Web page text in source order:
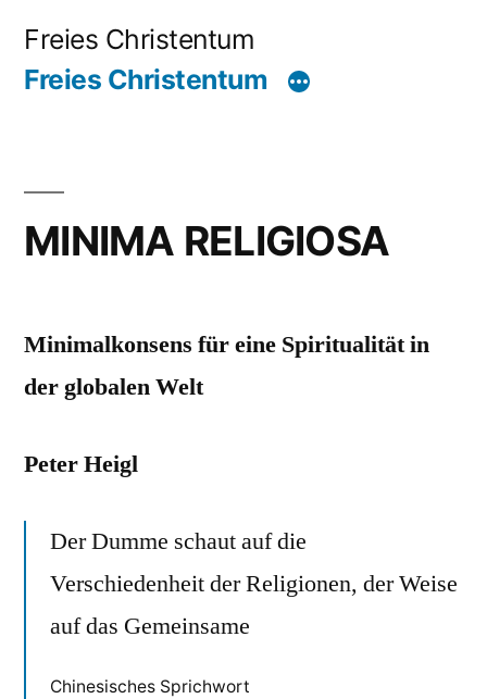
Inhalt
Freies Christentum
Freies Christentum
MINIMA RELIGIOSA
Minimalkonsens für eine Spiritualität in
der globalen Welt
Peter Heigl
Der Dumme schaut auf die
Verschiedenheit der Religionen, der Weise
auf das Gemeinsame
Chinesisches Sprichwort